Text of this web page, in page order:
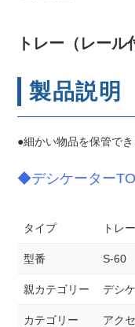
トレー（レー
製品説明
●細かい物品を保管で
◆デシケーター
タイプ トレー
型番 S-60
親カテゴリー デシ
カテゴリー アク